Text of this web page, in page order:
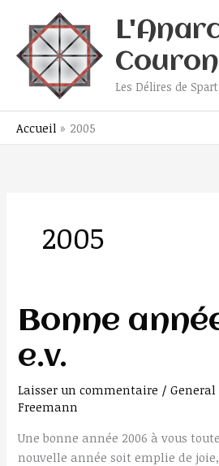
contenu
Les Délires de Spart
Accueil 2005
2005
Bonne
e.v.
Laisser un commentaire /General
Freemann
Une bonne année 2006 à vous
nouvelle année soit emplie de
Bonne
année
2006